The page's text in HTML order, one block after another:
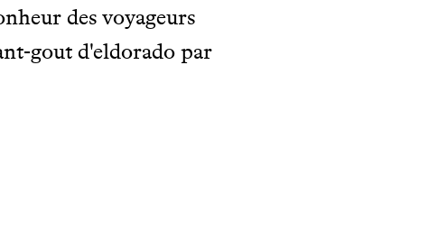
des voyageurs
gout d'eldorado par